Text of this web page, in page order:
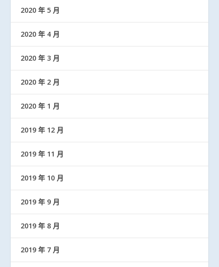
2020 年 5 月
2020 年 4 月
2020 年 3 月
2020 年 2 月
2020 年 1 月
2019 年 12 月
2019 年 11 月
2019 年 10 月
2019 年 9 月
2019 年 8 月
2019 年 7 月